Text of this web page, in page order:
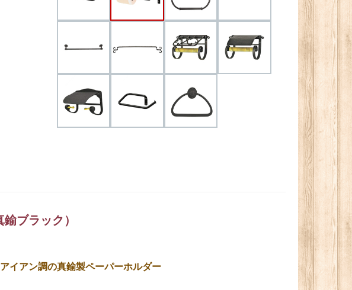
ブラック）
イアン調の真鍮製ペーパーホルダー